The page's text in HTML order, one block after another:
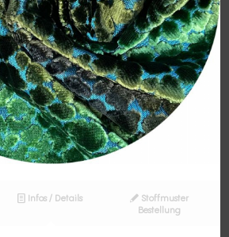
Infos / Details
Stoffmuster
Bestellung